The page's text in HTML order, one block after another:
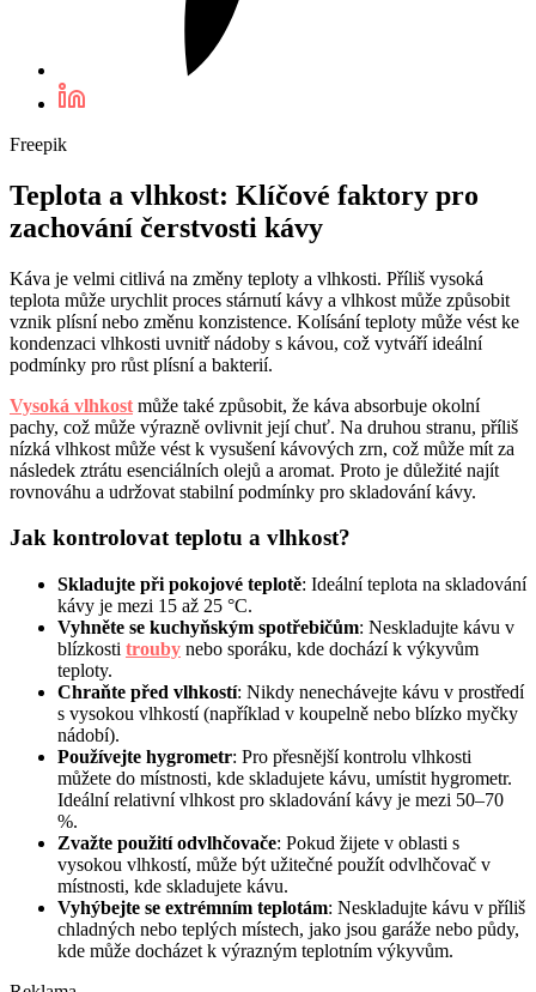
Freepik
Teplota a vlhkost: Klíčové faktory pro
zachování čerstvosti kávy
Káva je velmi citlivá na změny teploty a vlhkosti. Příliš vysoká
teplota může urychlit proces stárnutí kávy a vlhkost může způsobit
vznik plísní nebo změnu konzistence. Kolísání teploty může vést ke
kondenzaci vlhkosti uvnitř nádoby s kávou, což vytváří ideální
podmínky pro růst plísní a bakterií.
Vysoká vlhkost může také způsobit, že káva absorbuje okolní
pachy, což může výrazně ovlivnit její chuť. Na druhou stranu, příliš
nízká vlhkost může vést k vysušení kávových zrn, což může mít za
následek ztrátu esenciálních olejů a aromat. Proto je důležité najít
rovnováhu a udržovat stabilní podmínky pro skladování kávy.
Jak kontrolovat teplotu a vlhkost?
Skladujte při pokojové teplotě: Ideální teplota na skladování
kávy je mezi 15 až 25 °C.
Vyhněte se kuchyňským spotřebičům: Neskladujte kávu v
blízkosti trouby nebo sporáku, kde dochází k výkyvům
teploty.
Chraňte před vlhkostí: Nikdy nenechávejte kávu v prostředí
s vysokou vlhkostí (například v koupelně nebo blízko myčky
nádobí).
Používejte hygrometr: Pro přesnější kontrolu vlhkosti
můžete do místnosti, kde skladujete kávu, umístit hygrometr.
Ideální relativní vlhkost pro skladování kávy je mezi 50–70
%.
Zvažte použití odvlhčovače: Pokud žijete v oblasti s
vysokou vlhkostí, může být užitečné použít odvlhčovač v
místnosti, kde skladujete kávu.
Vyhýbejte se extrémním teplotám: Neskladujte kávu v příliš
chladných nebo teplých místech, jako jsou garáže nebo půdy,
kde může docházet k výrazným teplotním výkyvům.